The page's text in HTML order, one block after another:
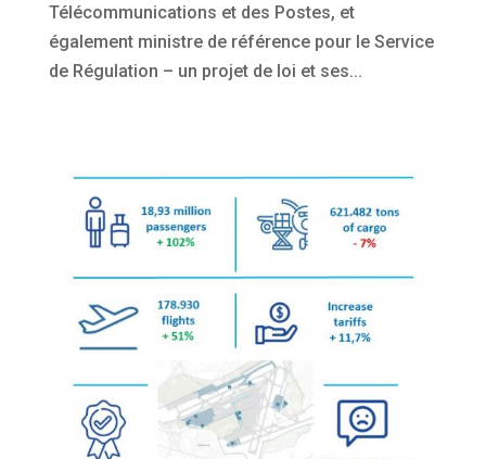
Télécommunications et des Postes, et
également ministre de référence pour le Service
de Régulation – un projet de loi et ses...